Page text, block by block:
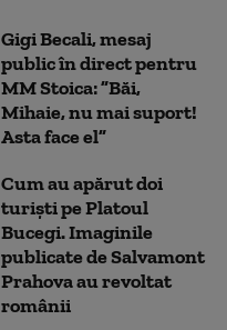
Gigi Becali, mesaj
public în direct pentru
MM Stoica: ”Băi,
Mihaie, nu mai suport!
Asta face el”
Cum au apărut doi
turiști pe Platoul
Bucegi. Imaginile
publicate de Salvamont
Prahova au revoltat
românii